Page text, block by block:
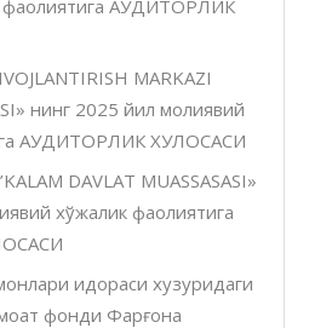
фаолиятига АУДИТОРЛИК
MARKAZI
нинг 2025 йил молиявий
АУДИТОРЛИК ХУЛОСАСИ
DAVLAT MUASSASASI»
хўжалик фаолиятига
идораси хузуридаги
фонди Фарғона